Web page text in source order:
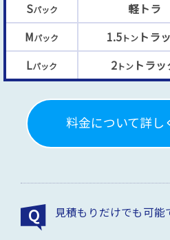
Sパック 軽トラ
Mパック 1.5トントラ
Lパック 2トン トラッ
料金について詳し
見積もりだけでも可能